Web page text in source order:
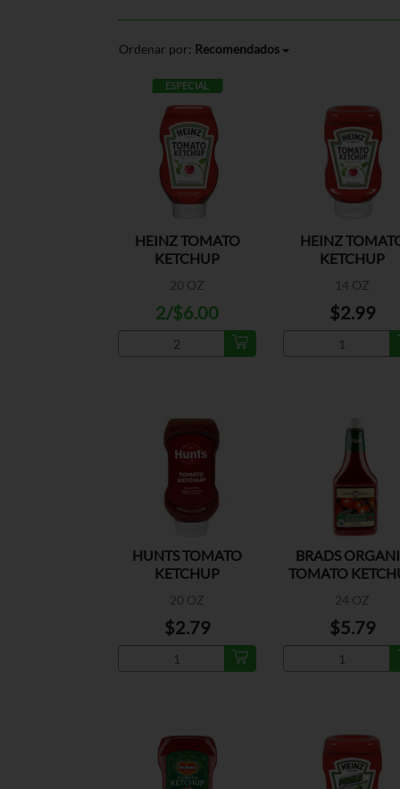
Ordenar por: Recomendados
ESPECIAL
HEINZ TOMATO
KETCHUP
20 OZ
2/$6.00
HEINZ
KETCHUP
14 OZ
$2.99
HUNTS TOMATO
KETCHUP
20 OZ
$2.79
BRADS
TOMATO
24 OZ
$5.79